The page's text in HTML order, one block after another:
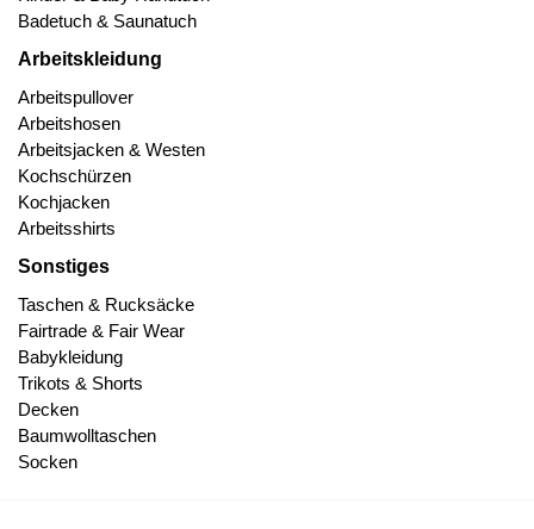
Badetuch & Saunatuch
Arbeitskleidung
Arbeitspullover
Arbeitshosen
Arbeitsjacken & Westen
Kochschürzen
Kochjacken
Arbeitsshirts
Sonstiges
Taschen & Rucksäcke
Fairtrade & Fair Wear
Babykleidung
Trikots & Shorts
Decken
Baumwolltaschen
Socken